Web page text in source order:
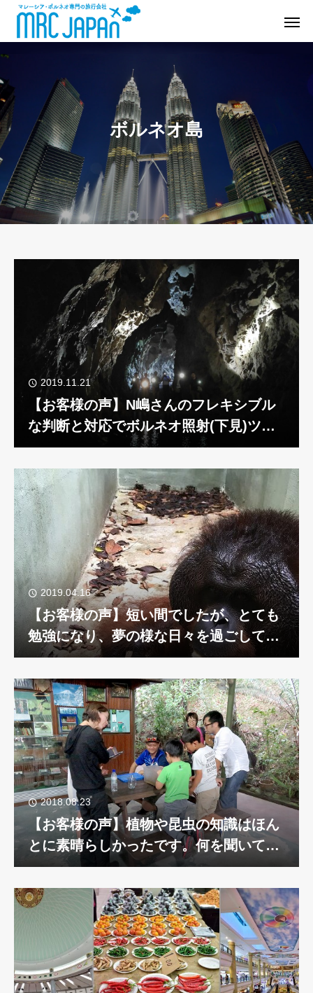
ボルネオ島
2019.11.21
【お客様の声】N嶋さんのフレキシブル
な判断と対応でボルネオ照射(下見)ツア
ー!!!
2019.04.16
【お客様の声】短い間でしたが、とても
勉強になり、夢の様な日々を過ごして来
ました
2018.08.23
【お客様の声】植物や昆虫の知識はほん
とに素晴らしかったです。何を聞いても
答えてくれました。